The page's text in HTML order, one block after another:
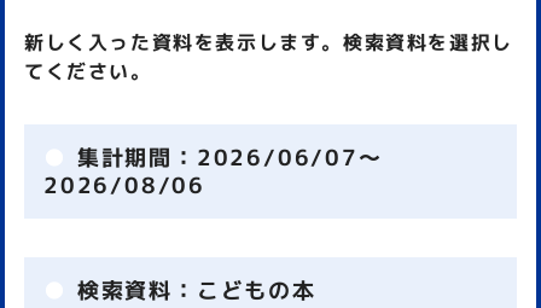
新しく入った資料を表示します。検索資料を選択し
てください。
集計期間： 2026/06/07～
2026/08/06
検索資料： こどもの本